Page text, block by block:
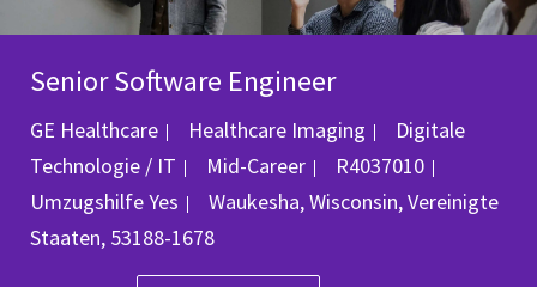
Senior Software Engineer
GE Healthcare Healthcare Imaging Kategorie
Digitale
Technologie / IT
Mid-Career Job-ID
R4037010
UmzugshilfeYes Ort
Waukesha, Wisconsin, Vereinigte
Staaten, 53188-1678